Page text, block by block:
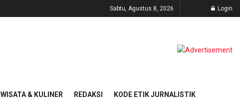
Sabtu, Agustus 8, 2026 Login
WISATA & KULINER REDAKSI KODE ETIK JURNALISTIK